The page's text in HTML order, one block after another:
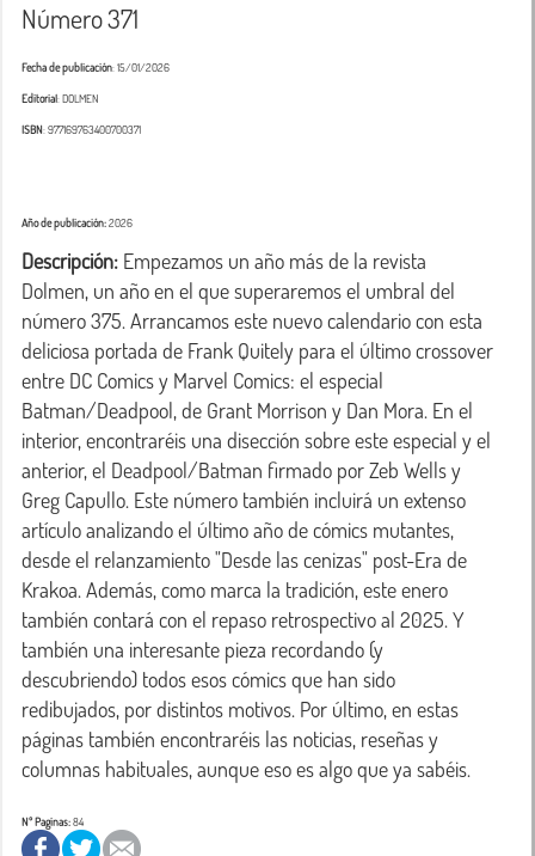
Número 371
Fecha de publicación: 15/01/2026
Editorial: DOLMEN
ISBN: 977169763400700371
Año de publicación:2026
Descripción: Empezamos un año más de la revista
Dolmen, un año en el que superaremos el umbral del
número 375. Arrancamos este nuevo calendario con esta
deliciosa portada de Frank Quitely para el último crossover
entre DC Comics y Marvel Comics: el especial
Batman/Deadpool, de Grant Morrison y Dan Mora. En el
interior, encontraréis una disección sobre este especial y el
anterior, el Deadpool/Batman firmado por Zeb Wells y
Greg Capullo. Este número también incluirá un extenso
artículo analizando el último año de cómics mutantes,
desde el relanzamiento "Desde las cenizas" post-Era de
Krakoa. Además, como marca la tradición, este enero
también contará con el repaso retrospectivo al 2025. Y
también una interesante pieza recordando (y
descubriendo) todos esos cómics que han sido
redibujados, por distintos motivos. Por último, en estas
páginas también encontraréis las noticias, reseñas y
columnas habituales, aunque eso es algo que ya sabéis.
Nº Paginas:84